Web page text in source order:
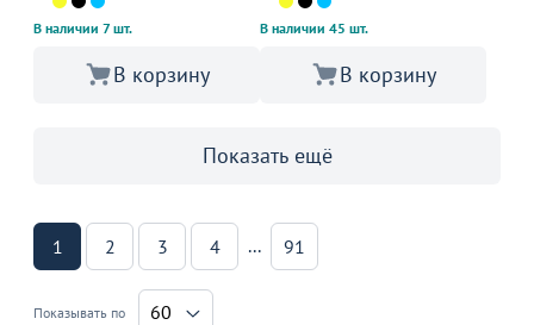
В наличии 7 шт.
В корзину
В наличии 45 шт.
В корзину
Показать ещё
1 2 3 4 ... 91
Показывать по 60